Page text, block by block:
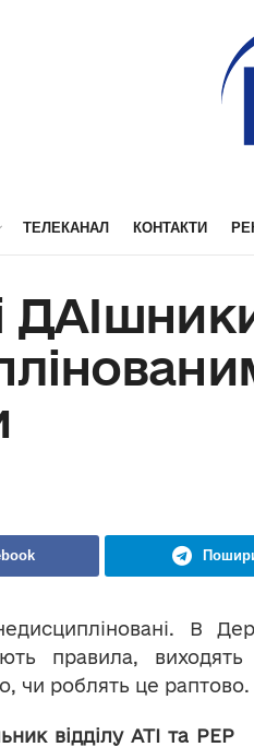
ТЕЛЕКАНАЛ КОНТАКТИ
В
правила,
чи роблять це раптово.
відділу АТІ та РЕР